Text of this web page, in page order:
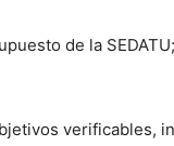
de la
verificables,